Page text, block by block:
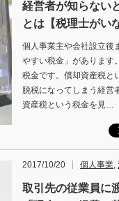
経営者が知らない
とは【税理士がい
個人事業主や会社設立後
やすい税金」があります
税金です。償却資産税と
脱税になってしまう経営
資産税という税金を見…
2017/10/20 個人事業,
取引先の従業員に